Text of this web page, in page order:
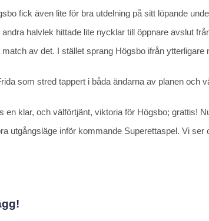
fick även lite för bra utdelning på sitt löpande
halvlek hittade lite nycklar till öppnare avslut
av det. I stället sprang Högsbo ifrån ytterligare
som stred tappert i båda ändarna av planen och
en klar, och välförtjänt, viktoria för Högsbo; grattis!
utgångsläge inför kommande Superettaspel. Vi